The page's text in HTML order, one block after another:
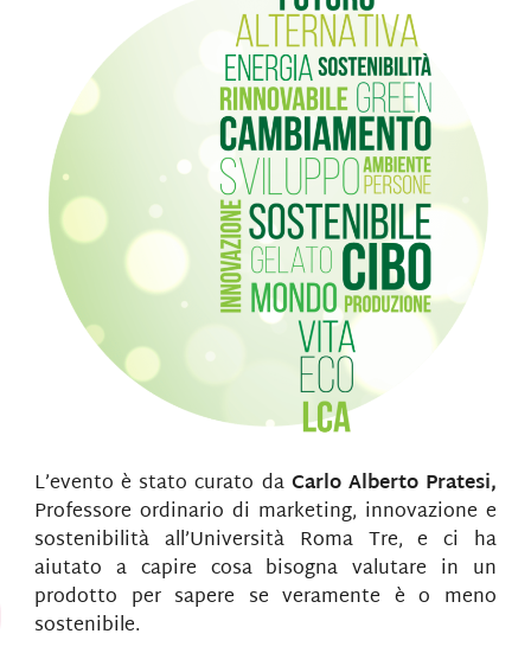
L’evento è stato curato da Carlo Alberto Pratesi,
Professore ordinario di marketing, innovazione e
sostenibilità all’Università Roma Tre, e ci ha
aiutato a capire cosa bisogna valutare in un
prodotto per sapere se veramente è o meno
sostenibile.